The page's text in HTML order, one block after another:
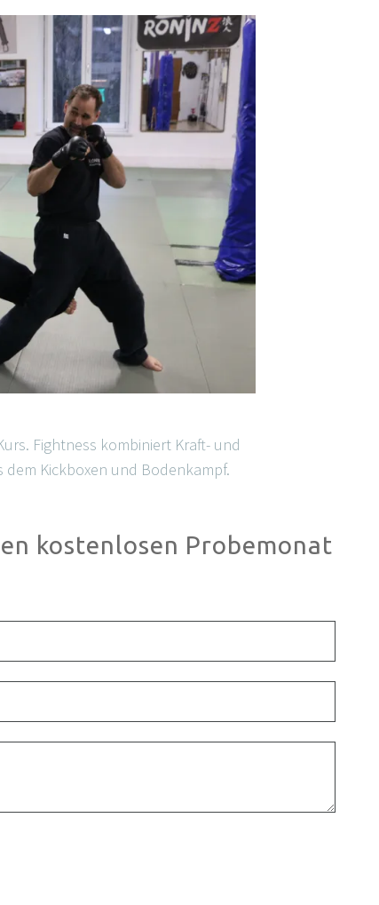
Fightness kombiniert Kraft- und
Kickboxen und Bodenkampf.
kostenlosen Probemonat